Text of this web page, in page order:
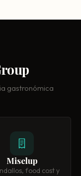
gastronómica
Miselup
food cost y